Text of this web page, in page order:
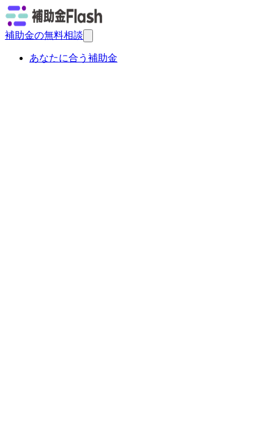
補助金の無料相談
あなたに合う補助金